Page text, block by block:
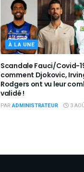
À LA UNE
Scandale Fauci/Covid-
comment Djokovic,
Rodgers ont vu leur
validé !
PAR ADMINISTRATEUR 3